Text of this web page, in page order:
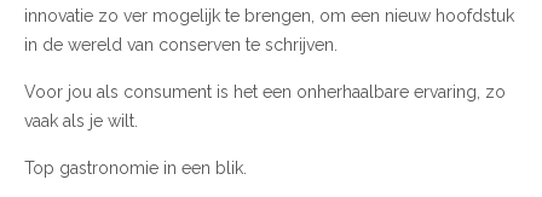
innovatie zo ver mogelijk te brengen, om een ​​nieuw hoofdstuk
in de wereld van conserven te schrijven.
Voor jou als consument is het een onherhaalbare ervaring, zo
vaak als je wilt.
Top gastronomie in een blik.